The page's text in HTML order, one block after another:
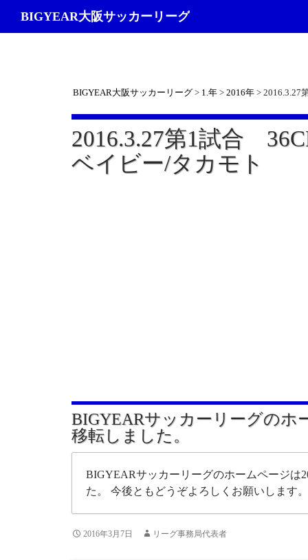
BIGYEAR大阪サッカーリーグ
BIGYEAR大阪サッカーリーグ> 1.年> 2016年> 2016.3.27
2016.3.27第1試合
ベイビー/タカモト
BIGYEARサッカーリーグのホ
移転しました。
BIGYEARサッカーリーグのホームページは
た。 今後ともどうぞよろしくお願いします。
2016年3月7日 リーグ事務局代表者